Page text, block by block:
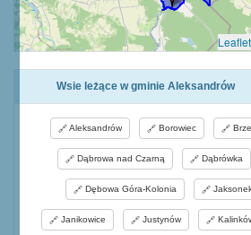
Leaflet
Wsie leżące w gminie Aleksandrów
Aleksandrów Borowiec
Dąbrowa nad Czarną Dąbrówka
Dębowa Góra-Kolonia
Janikowice Justynów